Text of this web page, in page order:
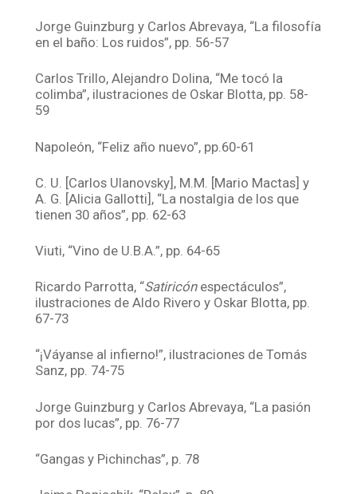
Jorge Guinzburg y Carlos Abrevaya, “La filosofía
en el baño: Los ruidos”, pp. 56-57
Carlos Trillo, Alejandro Dolina, “Me tocó la
colimba”, ilustraciones de Oskar Blotta, pp. 58-
59
Napoleón, “Feliz año nuevo”, pp.60-61
C. U. [Carlos Ulanovsky], M.M. [Mario Mactas] y
A. G. [Alicia Gallotti], “La nostalgia de los que
tienen 30 años”, pp. 62-63
Viuti, “Vino de U.B.A.”, pp. 64-65
Ricardo Parrotta, “Satiricón espectáculos”,
ilustraciones de Aldo Rivero y Oskar Blotta, pp.
67-73
“¡Váyanse al infierno!”, ilustraciones de Tomás
Sanz, pp. 74-75
Jorge Guinzburg y Carlos Abrevaya, “La pasión
por dos lucas”, pp. 76-77
“Gangas y Pichinchas”, p. 78